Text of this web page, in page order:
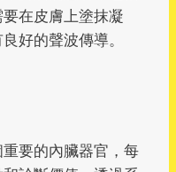
在皮膚上塗抹凝
好的聲波傳導。
要的內臟器官，每